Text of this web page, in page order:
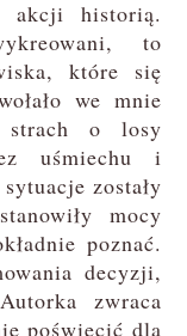
akcji historią.
to
które się
we mnie
strach o losy
uśmiechu i
zostały
mocy
poznać.
decyzji,
zwraca
poświęcić dla